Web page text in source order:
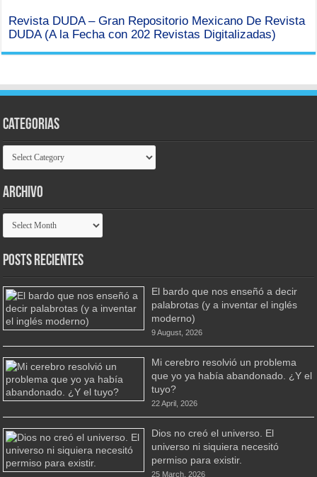
Revista DUDA – Gran Repositorio Mexicano De Revista
DUDA (A la Fecha con 202 Revistas Digitalizadas)
Categorias
Categorias
Archivo
Archivo
Posts Recientes
El bardo que nos enseñó a decir
palabrotas (y a inventar el inglés
moderno)
9 August, 2026
Mi cerebro resolvió un problema
que yo ya había abandonado. ¿Y el
tuyo?
22 April, 2026
Dios no creó el universo. El
universo ni siquiera necesitó
permiso para existir.
25 March, 2026